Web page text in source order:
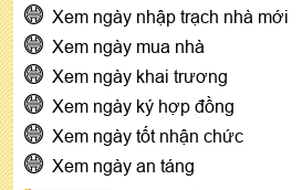
Xem ngày nhập trạch nhà mới
Xem ngày mua nhà
Xem ngày khai trương
Xem ngày ký hợp đồng
Xem ngày tốt nhận chức
Xem ngày an táng